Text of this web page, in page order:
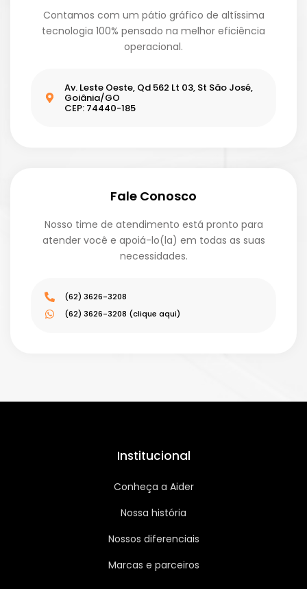
Contamos com um pátio gráfico de altíssima
tecnologia 100% pensado na melhor eficiência
operacional.
Av. Leste Oeste, Qd 562 Lt 03, St São José,
Goiânia/GO
CEP: 74440-185
Fale Conosco
Nosso time de atendimento está pronto para
atender você e apoiá-lo(la) em todas as suas
necessidades.
(62) 3626-3208
(62) 3626-3208 (clique aqui)
Institucional
Conheça a Aider
Nossa história
Nossos diferenciais
Marcas e parceiros